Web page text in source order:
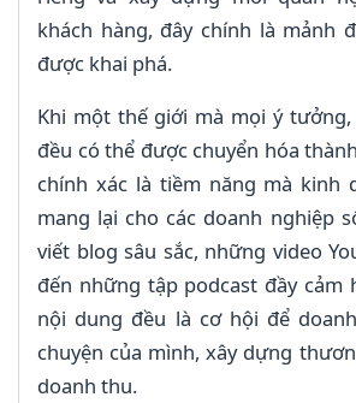
khách hàng, đây chính là mảnh
được khai phá.
Khi một thế giới mà mọi ý
đều có thể được chuyển hóa
chính xác là tiềm năng mà kinh
mang lại cho các doanh nghiệp
viết blog sâu sắc, những video
đến những tập podcast đầy cảm
nội dung đều là cơ hội để
chuyện của mình, xây dựng
doanh thu.